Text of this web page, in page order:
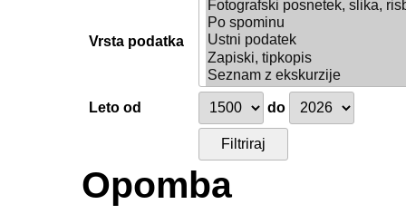
Vrsta podatka
Leto od do
Opomba